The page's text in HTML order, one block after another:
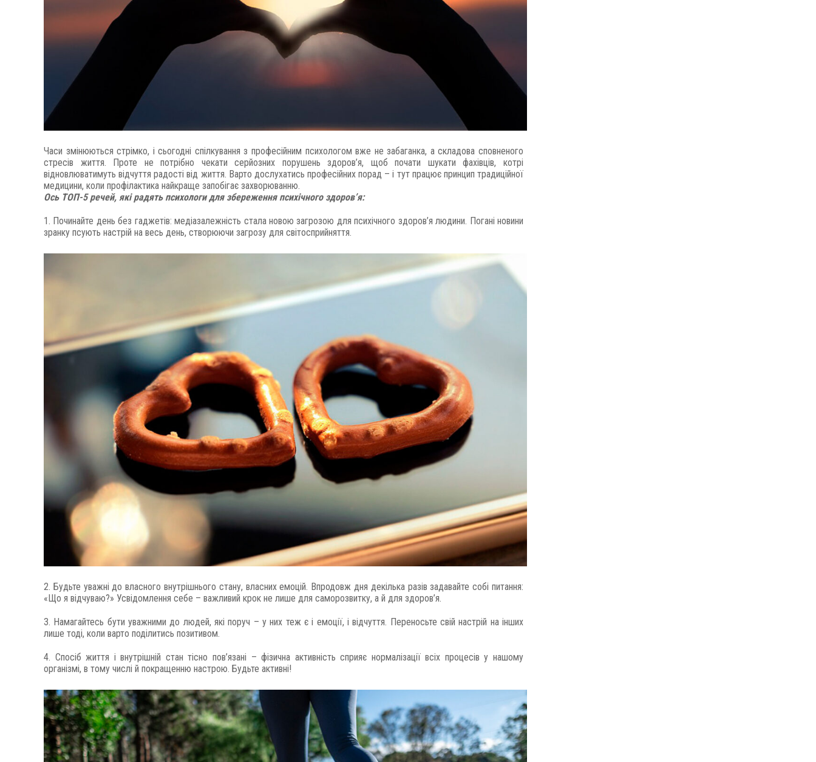
Часи змінюються стрімко, і сьогодні спілкування з професійним психологом вже не забаганка, а складова сповненого
стресів життя. Проте не потрібно чекати серйозних порушень здоров’я, щоб почати шукати фахівців, котрі
відновлюватимуть відчуття радості від життя. Варто дослухатись професійних порад – і тут працює принцип традиційної
медицини, коли профілактика найкраще запобігає захворюванню.
Ось ТОП-5 речей, які радять психологи для збереження психічного здоров’я:
1. Починайте день без гаджетів: медіазалежність стала новою загрозою для психічного здоров’я людини. Погані новини
зранку псують настрій на весь день, створюючи загрозу для світосприйняття.
2. Будьте уважні до власного внутрішнього стану, власних емоцій. Впродовж дня декілька разів задавайте собі питання:
«Що я відчуваю?» Усвідомлення себе – важливий крок не лише для саморозвитку, а й для здоров’я.
3. Намагайтесь бути уважними до людей, які поруч – у них теж є і емоції, і відчуття. Переносьте свій настрій на інших
лише тоді, коли варто поділитись позитивом.
4. Спосіб життя і внутрішній стан тісно пов’язані – фізична активність сприяє нормалізації всіх процесів у нашому
організмі, в тому числі й покращенню настрою. Будьте активні!